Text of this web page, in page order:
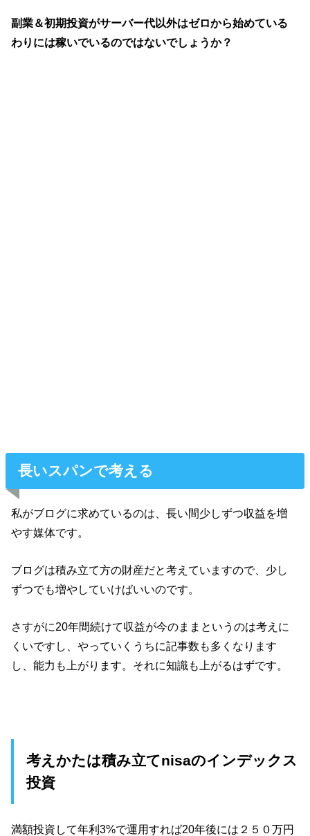
副業＆初期投資がサーバー代以外はゼロから始めている
わりには稼いでいるのではないでしょうか？
長いスパンで考える
私がブログに求めているのは、長い間少しずつ収益を増
やす媒体です。
ブログは積み立て方の財産だと考えていますので、少し
ずつでも増やしていけばいいのです。
さすがに20年間続けて収益が今のままというのは考えに
くいですし、やっていくうちに記事数も多くなります
し、能力も上がります。それに知識も上がるはずです。
考えかたは積み立てnisaのインデックス
投資
満額投資して年利3%で運用すれば20年後には２５０万円